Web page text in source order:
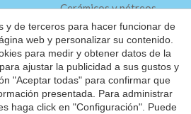
Cerámicos y pétreos
Aislantes
Aviso Legal
de Privacidad
y de terceros para hacer funcionar de
web y personalizar su contenido.
para medir y obtener datos de la
ajustar la publicidad a sus gustos y
"Aceptar todas" para confirmar que
presentada. Para administrar
haga click en "Configuración". Puede
Aceptar todas